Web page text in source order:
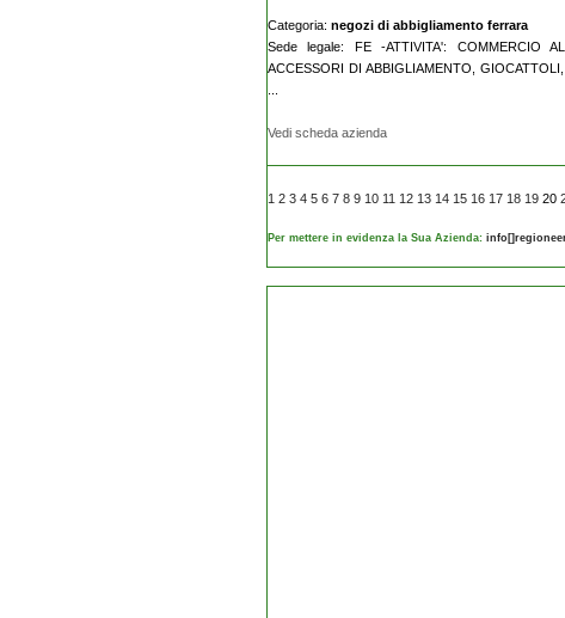
Categoria: negozi di abbigliamento ferrara
Sede legale: FE -ATTIVITA': COMMERCIO
ACCESSORI DI ABBIGLIAMENTO,
Vedi scheda azienda
1 2 3 4 5 6 7 8 9 10 11 12 13 14 15 16 17 18 19 20
Per mettere in evidenza la Sua Azienda: